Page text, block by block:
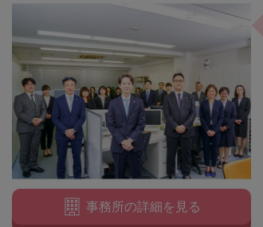
事務所の詳細を見る